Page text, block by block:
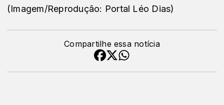
(Imagem/Reprodução: Portal Léo Dias)
Compartilhe essa notícia